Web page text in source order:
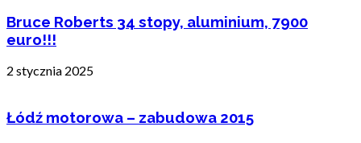
Bruce Roberts 34 stopy, aluminium, 7900
euro!!!
2 stycznia 2025
Łódź motorowa – zabudowa 2015